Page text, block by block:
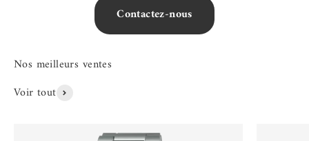
Contactez-nous
Voir tout